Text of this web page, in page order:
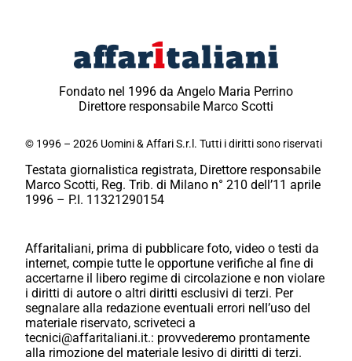
Fondato nel 1996 da Angelo Maria Perrino
Direttore responsabile Marco Scotti
© 1996 – 2026 Uomini & Affari S.r.l. Tutti i diritti sono riservati
Testata giornalistica registrata, Direttore responsabile
Marco Scotti, Reg. Trib. di Milano n° 210 dell’11 aprile
1996 – P.I. 11321290154
Affaritaliani, prima di pubblicare foto, video o testi da
internet, compie tutte le opportune verifiche al fine di
accertarne il libero regime di circolazione e non violare
i diritti di autore o altri diritti esclusivi di terzi. Per
segnalare alla redazione eventuali errori nell’uso del
materiale riservato, scriveteci a
tecnici@affaritaliani.it.: provvederemo prontamente
alla rimozione del materiale lesivo di diritti di terzi.